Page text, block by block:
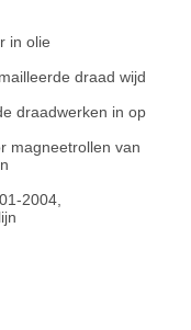
in olie
draad wijd
draadwerken in op
magneetrollen van
2004,